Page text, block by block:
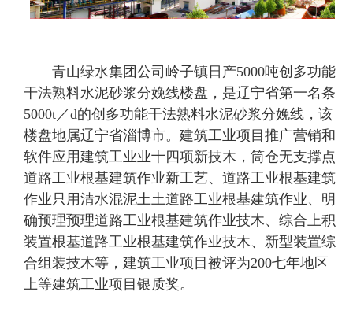
青山绿水集团公司岭子镇日产5000吨创多功能
干法熟料水泥砂浆分娩线楼盘，是辽宁省第一名条
5000t／d的创多功能干法熟料水泥砂浆分娩线，该
楼盘地属辽宁省淄博市。建筑工业项目推广营销和
软件应用建筑工业业十四项新技木，筒仓无支撑点
道路工业根基建筑作业新工艺、道路工业根基建筑
作业只用清水混泥土土道路工业根基建筑作业、明
确预理预理道路工业根基建筑作业技木、综合上积
装置根基道路工业根基建筑作业技木、新型装置综
合组装技木等，建筑工业项目被评为200七年地区
上等建筑工业项目银质奖。